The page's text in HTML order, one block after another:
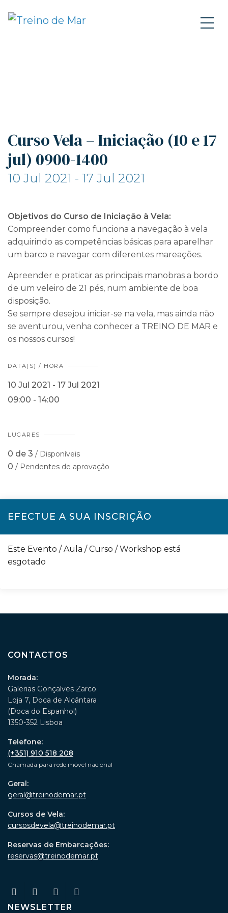
Curso Vela – Iniciação (10 e 17
jul) 0900-1400
10 Jul 2021 - 17 Jul 2021
Objetivos do Curso de Iniciação à Vela:
Compreender como funciona a navegação à vela
adquirindo as competências básicas para aparelhar
um barco e navegar com diferentes mareações.
Apreender e praticar as principais manobras a bordo
de um veleiro de 21 pés, num ambiente de boa
disposição.
Se sempre desejou iniciar-se na vela, mas ainda não
se aventurou, venha conhecer a TREINO DE MAR e
os nossos cursos!
DATA(S) / HORA
10 Jul 2021 - 17 Jul 2021
09:00 - 14:00
LUGARES
0 de 3 / Disponíveis
0 / Pendentes de aprovação
EFECTUE A SUA INSCRIÇÃO
Este Evento / Aula / Curso / Workshop está
esgotado
CONTACTOS
Morada:
Galerias Gonçalves Zarco
Loja 7, Doca de Alcântara
(Doca do Espanhol)
1350-352 Lisboa
Telefone:
(+351) 910 518 208
Chamada para rede móvel nacional
Geral:
geral@treinodemar.pt
Cursos de Vela:
cursosdevela@treinodemar.pt
Reservas de Embarcações:
reservas@treinodemar.pt
NEWSLETTER